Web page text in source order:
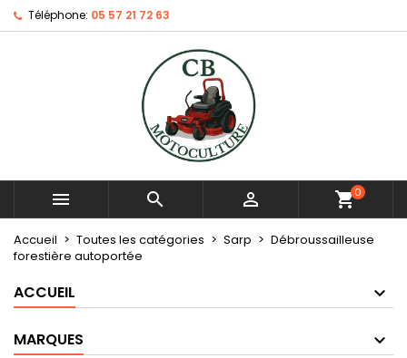
Téléphone: 05 57 21 72 63
   shopping_cart0
Accueil Toutes les catégories Sarp
Débroussailleuse
forestière autoportée
ACCUEIL
MARQUES